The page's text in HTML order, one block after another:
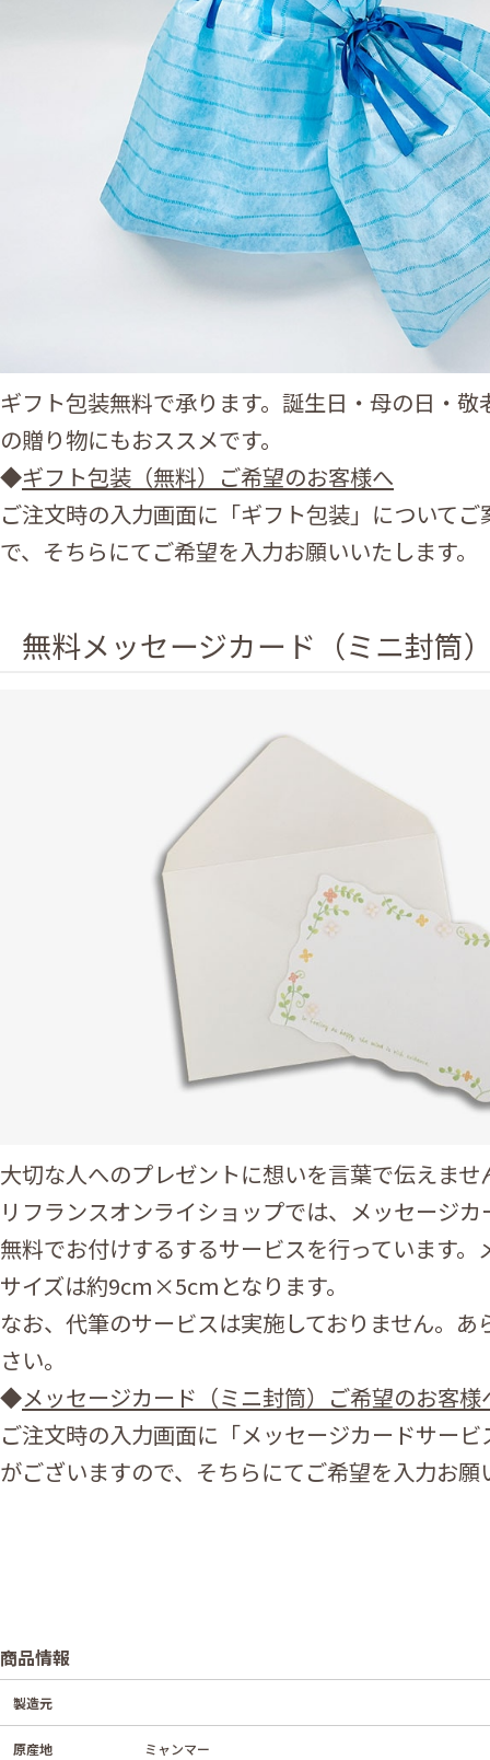
ギフト包装無料で承ります。誕生日・母の日・
の贈り物にもおススメです。
◆ギフト包装（無料）ご希望のお客様へ
ご注文時の入力画面に「ギフト包装」について
で、そちらにてご希望を入力お願いいたします。
無料メッセージカード（ミニ封筒
大切な人へのプレゼントに想いを言葉で伝えませ
リフランスオンライショップでは、メッセージ
無料でお付けするするサービスを行っています。
サイズは約9cm×5cmとなります。
なお、代筆のサービスは実施しておりません。あ
さい。
◆メッセージカード（ミニ封筒）ご希望のお客様
ご注文時の入力画面に「メッセージカードサー
がございますので、そちらにてご希望を入力お願
商品情報
製造元
原産地 ミャンマー